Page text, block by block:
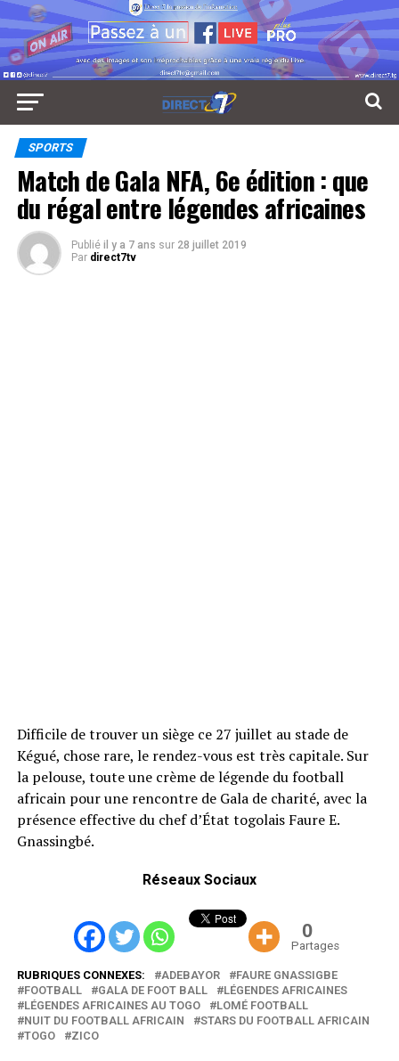
SPORTS
Match de Gala NFA, 6e édition : que
du régal entre légendes africaines
Publié il y a 7 ans sur 28 juillet 2019
Par direct7tv
Difficile de trouver un siège ce 27 juillet au stade de
Kégué, chose rare, le rendez-vous est très capitale. Sur
la pelouse, toute une crème de légende du football
africain pour une rencontre de Gala de charité, avec la
présence effective du chef d’État togolais Faure E.
Gnassingbé.
Réseaux Sociaux
0
Partages
RUBRIQUES CONNEXES: ADEBAYOR
FAURE GNASSIGBE
FOOTBALL
GALA DE FOOT BALL
LÉGENDES AFRICAINES
LÉGENDES AFRICAINES AU TOGO
LOMÉ FOOTBALL
NUIT DU FOOTBALL AFRICAIN
STARS DU FOOTBALL AFRICAIN
TOGO
ZICO